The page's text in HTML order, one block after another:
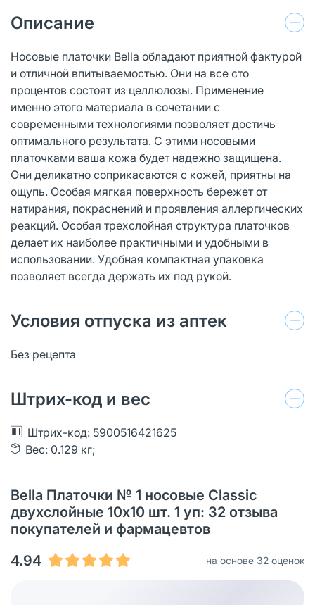
Описание
Носовые платочки Bella обладают приятной фактурой
и отличной впитываемостью. Они на все сто
процентов состоят из целлюлозы. Применение
именно этого материала в сочетании с
современными технологиями позволяет достичь
оптимального результата. С этими носовыми
платочками ваша кожа будет надежно защищена.
Они деликатно соприкасаются с кожей, приятны на
ощупь. Особая мягкая поверхность бережет от
натирания, покраснений и проявления аллергических
реакций. Особая трехслойная структура платочков
делает их наиболее практичными и удобными в
использовании. Удобная компактная упаковка
позволяет всегда держать их под рукой.
Условия отпуска из аптек
Без рецепта
Штрих-код и вес
Штрих-код: 5900516421625
Вес: 0.129 кг;
Bella Платочки № 1 носовые Classic
двухслойные 10х10 шт. 1 уп: 32 отзыва
покупателей и фармацевтов
4.94
на основе 32 оценок